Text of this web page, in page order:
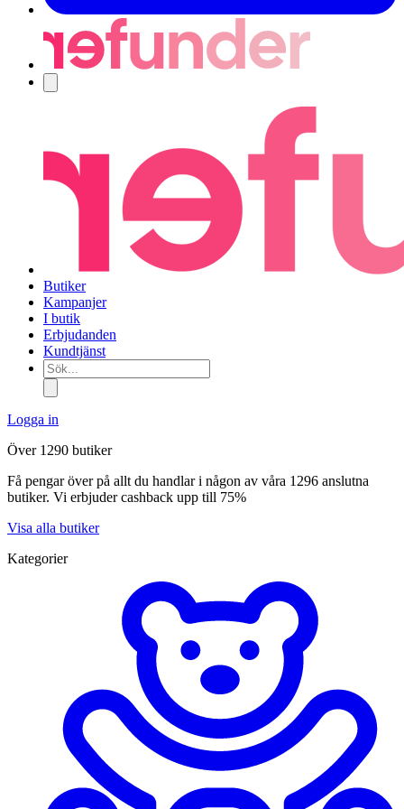
Butiker
Kampanjer
I butik
Erbjudanden
Kundtjänst
Sök...
Logga in
Över 1290 butiker
Få pengar över på allt du handlar i någon av våra 1296 anslutna
butiker. Vi erbjuder cashback upp till 75%
Visa alla butiker
Kategorier